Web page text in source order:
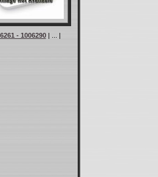
- 1006290| ... |